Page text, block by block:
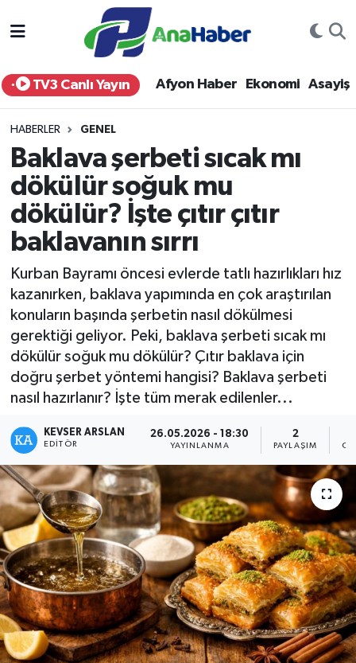
TV3 Canlı Yayın Afyon Haber Ekonomi Asayiş
HABERLER GENEL
Baklava şerbeti sıcak mı
dökülür soğuk mu
dökülür? İşte çıtır çıtır
baklavanın sırrı
Kurban Bayramı öncesi evlerde tatlı hazırlıkları hız
kazanırken, baklava yapımında en çok araştırılan
konuların başında şerbetin nasıl dökülmesi
gerektiği geliyor. Peki, baklava şerbeti sıcak mı
dökülür soğuk mu dökülür? Çıtır baklava için
doğru şerbet yöntemi hangisi? Baklava şerbeti
nasıl hazırlanır? İşte tüm merak edilenler...
KEVSER ARSLAN
EDITÖR
26.05.2026 - 18:30
YAYINLANMA
2
PAYLAŞIM
Yurt Haber
Afyon Haber
Siyaset
Spor
Sağlık
Teknoloji
Kültür - Sanat
Yaşam
Afyonkarahisar Nöbetçi Eczaneler
Afyonkarahisar Hava Durumu
Afyonkarahisar Trafik Yoğunluk Haritası
Süper Lig Puan Durumu ve Fikstür
Son Dakika Haberleri
Haber Arşivi